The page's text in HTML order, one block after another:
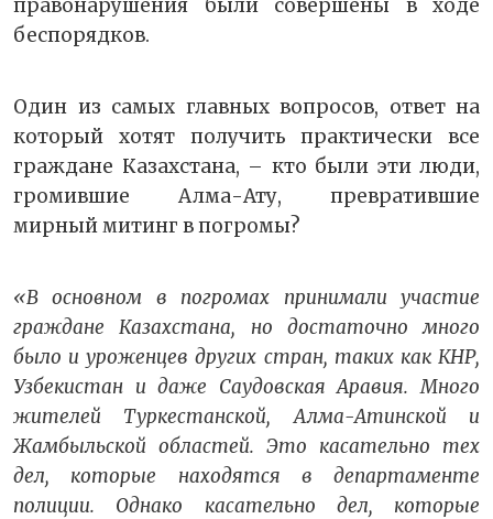
правонарушения были совершены в ходе
беспорядков.
Один из самых главных вопросов, ответ на
который хотят получить практически все
граждане Казахстана, – кто были эти люди,
громившие Алма-Ату, превратившие
мирный митинг в погромы?
«В основном в погромах принимали участие
граждане Казахстана, но достаточно много
было и уроженцев других стран, таких как КНР,
Узбекистан и даже Саудовская Аравия. Много
жителей Туркестанской, Алма-Атинской и
Жамбыльской областей. Это касательно тех
дел, которые находятся в департаменте
полиции. Однако касательно дел, которые